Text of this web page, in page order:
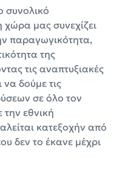
συνολικό
χώρα μας συνεχίζει
παραγωγικότητα,
της
τις αναπτυξιακές
δούμε τις
σε όλο τον
εθνική
κατεξοχήν από
δεν το έκανε μέχρι